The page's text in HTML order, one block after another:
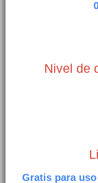
Nivel de
Gratis para